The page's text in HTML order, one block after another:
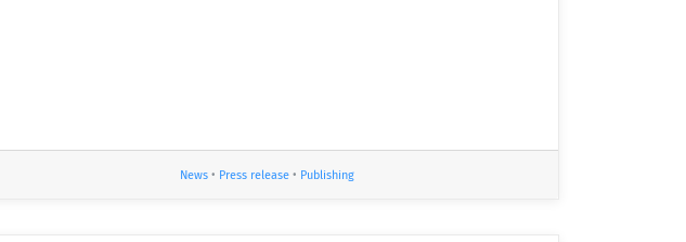
News• Press release• Publishing